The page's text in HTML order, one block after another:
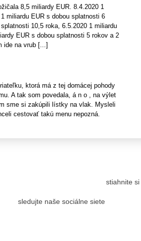
8,5 miliardy EUR. 8.4.2020 1
miliardu EUR s dobou splatnosti 6
10,5 roka, 6.5.2020 1 miliardu
EUR s dobou splatnosti 5 rokov a 2
ide na vrub [...]
ktorá má z tej domácej pohody
A tak som povedala, á n o , na výlet
sme si zakúpili lístky na vlak. Mysleli
cestovať takú menu nepozná.
sledujte naše sociálne siete
stiahnite